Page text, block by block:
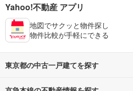
Yahoo!不動産 アプリ
地図でサクッと物件探し
物件比較が手軽にできる
東京都の中古一戸建てを探す